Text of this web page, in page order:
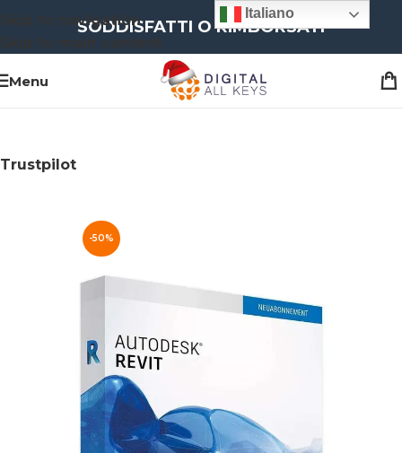
Skip to navigationSODDISFATTI O RIMBORSATI
Menu
Trustpilot
-50%
Italiano